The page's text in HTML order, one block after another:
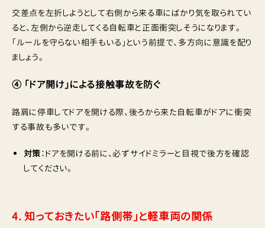
交差点を左折しようとして右側から来る車にばかり気を取られてい
ると、左側から逆走してくる自転車と正面衝突しそうになります。
「ルールを守らない相手もいる」という前提で、多方向に意識を配り
ましょう。
④ 「ドア開け」による接触事故を防ぐ
路肩に停車してドアを開ける際、後ろから来た自転車がドアに衝突
する事故も多いです。
対策：ドアを開ける前に、必ずサイドミラーと目視で後方を確認
してください。
4. 知っておきたい「路側帯」と軽車両の関係